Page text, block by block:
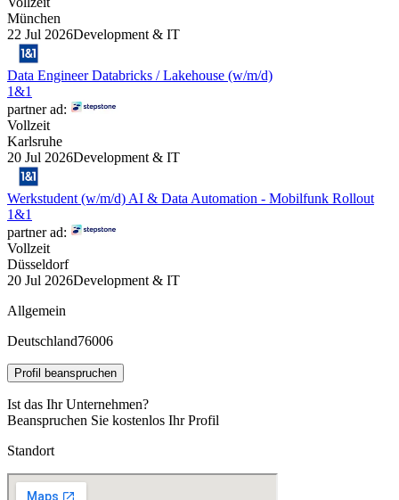
München
22 Jul 2026Development & IT
Data Engineer Databricks / Lakehouse (w/m/d)
1&1
partner ad:
Vollzeit
Karlsruhe
20 Jul 2026Development & IT
Werkstudent (w/m/d) AI & Data Automation - Mobilfunk Rollout
1&1
partner ad:
Vollzeit
Düsseldorf
20 Jul 2026Development & IT
Allgemein
Deutschland76006
Profil beanspruchen
Ist das Ihr Unternehmen?
Beanspruchen Sie kostenlos Ihr Profil
Standort